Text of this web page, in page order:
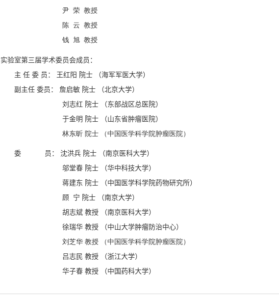
尹 荣 教授
陈 云 教授
钱 旭 教授
实验室第三届学术委员会成员：
主 任 委 员： 王红阳 院士 （海军军医大学）
副主任 委员： 詹启敏 院士 （北京大学）
刘志红 院士 （东部战区总医院）
于金明 院士 （山东省肿瘤医院）
林东昕 院士 （中国医学科学院肿瘤医院）
委 员： 沈洪兵 院士 （南京医科大学）
邬堂春 院士 （华中科技大学）
蒋建东 院士 （中国医学科学院药物研究所）
顾 宁 院士 （南京大学）
胡志斌 教授 （南京医科大学）
徐瑞华 教授 （中山大学肿瘤防治中心）
刘芝华 教授 （中国医学科学院肿瘤医院）
吕志民 教授 （浙江大学）
华子春 教授 （中国药科大学）